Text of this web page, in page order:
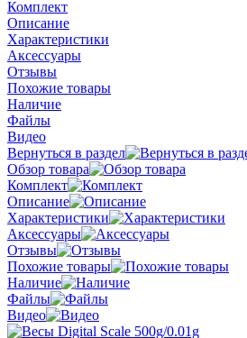
Комплект
Описание
Характеристики
Аксессуары
Отзывы
Похожие товары
Наличие
Файлы
Видео
Вернуться в раздел
Обзор товара
Комплект
Описание
Характеристики
Аксессуары
Отзывы
Похожие товары
Наличие
Файлы
Видео